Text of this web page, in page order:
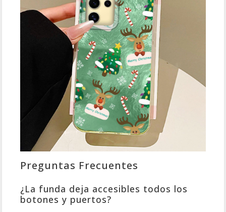
Preguntas Frecuentes
¿La funda deja accesibles todos los
botones y puertos?